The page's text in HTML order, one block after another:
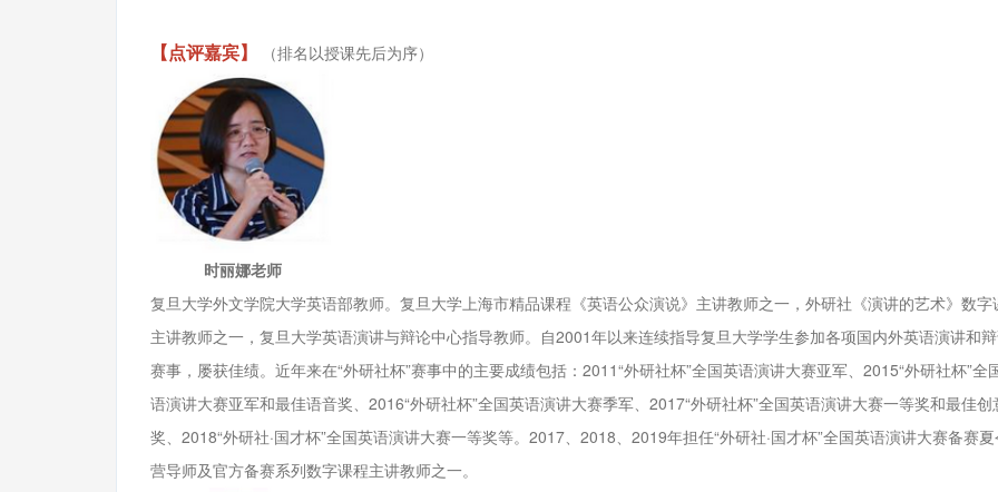
【点评嘉宾】 （排名以授课先后为序）
时丽娜老师
复旦大学外文学院大学英语部教师。复旦大学上海市精品课程《英语公众演说》主讲教师之一，外研社《演讲的艺术》数字
主讲教师之一，复旦大学英语演讲与辩论中心指导教师。自2001年以来连续指导复旦大学学生参加各项国内外英语演讲和
赛事，屡获佳绩。近年来在“外研社杯”赛事中的主要成绩包括：2011“外研社杯”全国英语演讲大赛亚军、2015“外研社杯”全
语演讲大赛亚军和最佳语音奖、2016“外研社杯”全国英语演讲大赛季军、2017“外研社杯”全国英语演讲大赛一等奖和最佳创
奖、2018“外研社·国才杯”全国英语演讲大赛一等奖等。2017、2018、2019年担任“外研社·国才杯”全国英语演讲大赛备赛夏
营导师及官方备赛系列数字课程主讲教师之一。